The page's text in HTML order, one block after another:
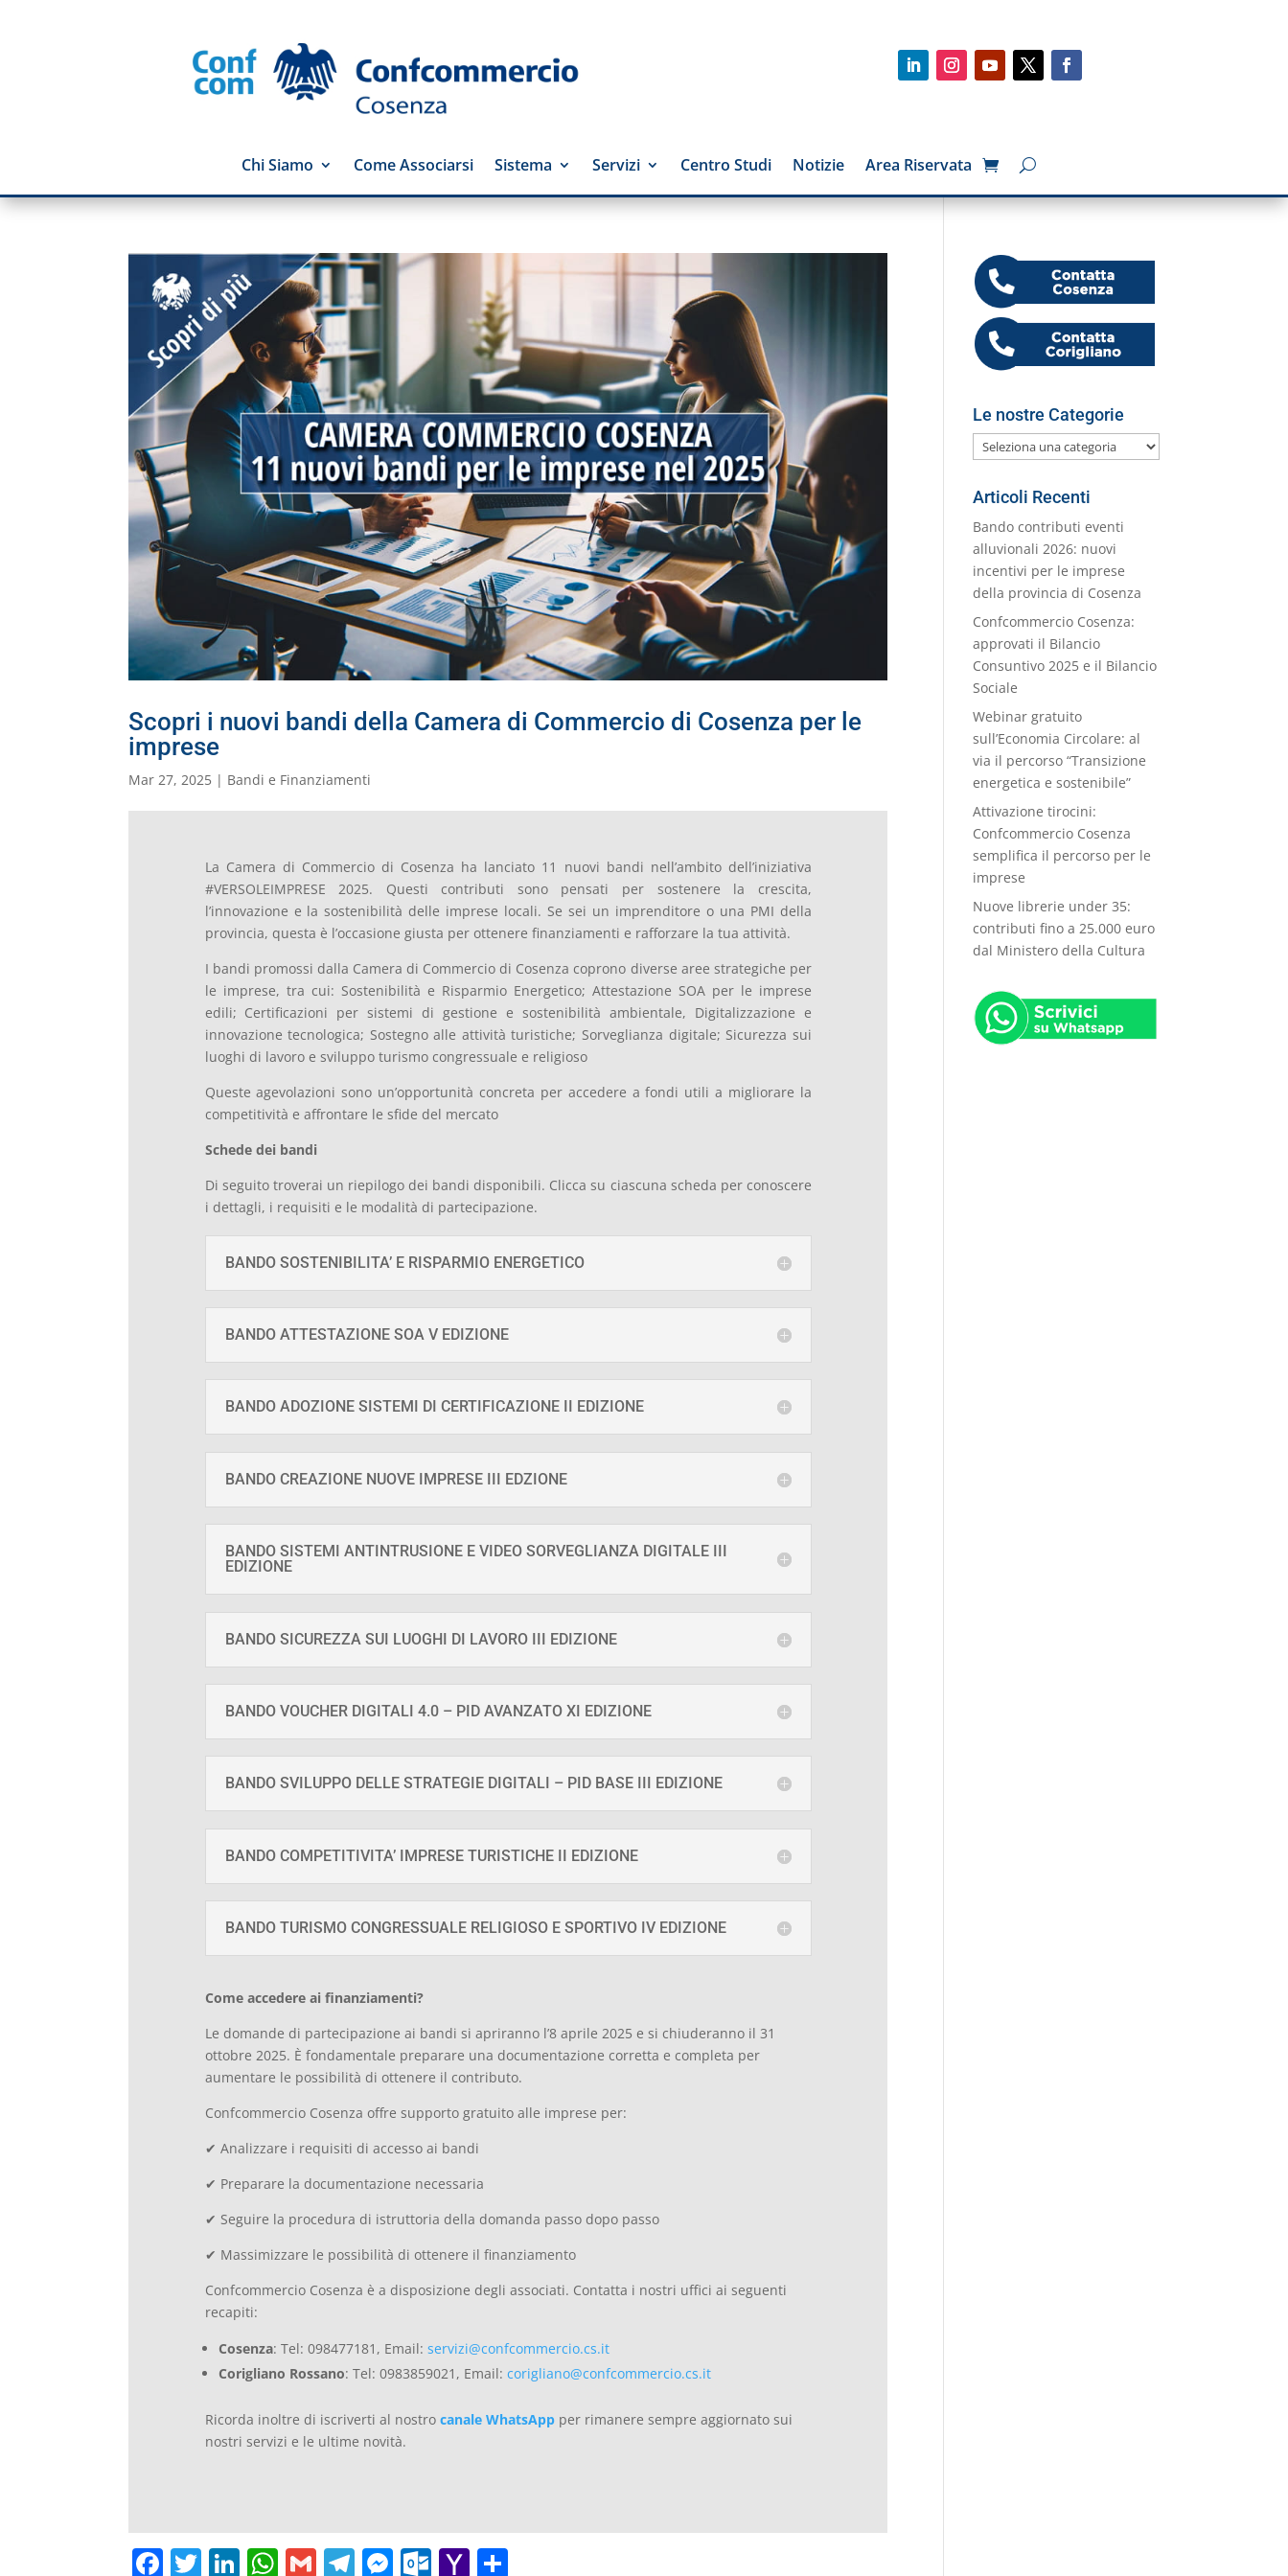
Chi Siamo Come Associarsi Sistema Servizi Centro Studi Notizie Area Riservata
Scopri i nuovi bandi della Camera di Commercio di Cosenza per le
imprese
Mar 27, 2025 | Bandi e Finanziamenti
La Camera di Commercio di Cosenza ha lanciato 11 nuovi bandi nell’ambito dell’iniziativa
#VERSOLEIMPRESE 2025. Questi contributi sono pensati per sostenere la crescita,
l’innovazione e la sostenibilità delle imprese locali. Se sei un imprenditore o una PMI della
provincia, questa è l’occasione giusta per ottenere finanziamenti e rafforzare la tua attività.
I bandi promossi dalla Camera di Commercio di Cosenza coprono diverse aree strategiche per
le imprese, tra cui: Sostenibilità e Risparmio Energetico; Attestazione SOA per le imprese
edili; Certificazioni per sistemi di gestione e sostenibilità ambientale, Digitalizzazione e
innovazione tecnologica; Sostegno alle attività turistiche; Sorveglianza digitale; Sicurezza sui
luoghi di lavoro e sviluppo turismo congressuale e religioso
Queste agevolazioni sono un’opportunità concreta per accedere a fondi utili a migliorare la
competitività e affrontare le sfide del mercato
Schede dei bandi
Di seguito troverai un riepilogo dei bandi disponibili. Clicca su ciascuna scheda per conoscere
i dettagli, i requisiti e le modalità di partecipazione.
BANDO SOSTENIBILITA’ E RISPARMIO ENERGETICO
BANDO ATTESTAZIONE SOA V EDIZIONE
BANDO ADOZIONE SISTEMI DI CERTIFICAZIONE II EDIZIONE
BANDO CREAZIONE NUOVE IMPRESE III EDZIONE
BANDO SISTEMI ANTINTRUSIONE E VIDEO SORVEGLIANZA DIGITALE III
EDIZIONE
BANDO SICUREZZA SUI LUOGHI DI LAVORO III EDIZIONE
BANDO VOUCHER DIGITALI 4.0 – PID AVANZATO XI EDIZIONE
BANDO SVILUPPO DELLE STRATEGIE DIGITALI – PID BASE III EDIZIONE
BANDO COMPETITIVITA’ IMPRESE TURISTICHE II EDIZIONE
BANDO TURISMO CONGRESSUALE RELIGIOSO E SPORTIVO IV EDIZIONE
Come accedere ai finanziamenti?
Le domande di partecipazione ai bandi si apriranno l’8 aprile 2025 e si chiuderanno il 31
ottobre 2025. È fondamentale preparare una documentazione corretta e completa per
aumentare le possibilità di ottenere il contributo.
Confcommercio Cosenza offre supporto gratuito alle imprese per:
✔ Analizzare i requisiti di accesso ai bandi
✔ Preparare la documentazione necessaria
✔ Seguire la procedura di istruttoria della domanda passo dopo passo
✔ Massimizzare le possibilità di ottenere il finanziamento
Confcommercio Cosenza è a disposizione degli associati. Contatta i nostri uffici ai seguenti
recapiti:
Cosenza: Tel: 098477181, Email: servizi@confcommercio.cs.it
Corigliano Rossano: Tel: 0983859021, Email: corigliano@confcommercio.cs.it
Ricorda inoltre di iscriverti al nostro canale WhatsApp per rimanere sempre aggiornato sui
nostri servizi e le ultime novità.
F T Li W G T M O Y
Le nostre Categorie
Le
nostre
Categorie
Articoli Recenti
Bando contributi eventi
alluvionali 2026: nuovi
incentivi per le imprese
della provincia di Cosenza
Confcommercio Cosenza:
approvati il Bilancio
Consuntivo 2025 e il Bilancio
Sociale
Webinar gratuito
sull’Economia Circolare: al
via il percorso “Transizione
energetica e sostenibile”
Attivazione tirocini:
Confcommercio Cosenza
semplifica il percorso per le
imprese
Nuove librerie under 35:
contributi fino a 25.000 euro
dal Ministero della Cultura